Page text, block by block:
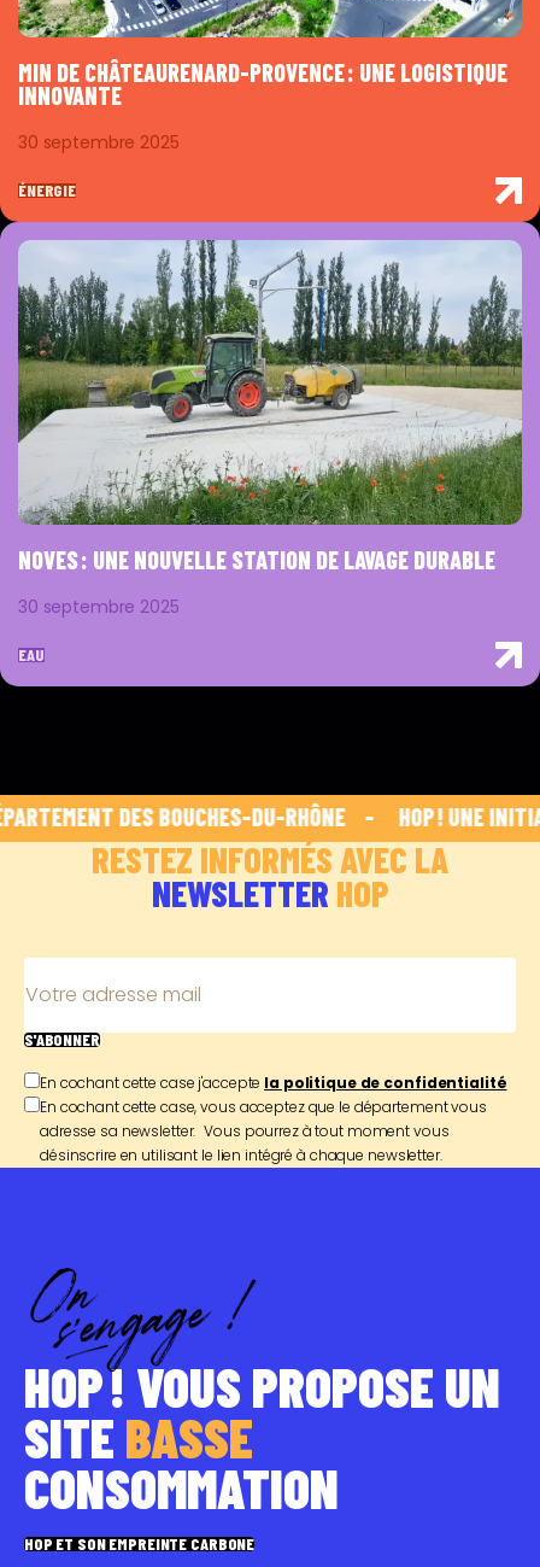
MIN DE CHÂTEAURENARD-PROVENCE : UNE LOGISTIQUE
INNOVANTE
30 septembre 2025
ÉNERGIE
NOVES : UNE NOUVELLE STATION DE LAVAGE DURABLE
30 septembre 2025
EAU
DES BOUCHES-DU-RHÔNE    - HOP ! UNE
RESTEZ INFORMÉS AVEC LA
NEWSLETTER HOP
Votre adresse mail
S'ABONNER
En cochant cette case j'accepte la politique de confidentialité
En cochant cette case, vous acceptez que le département vous
adresse sa newsletter. Vous pourrez à tout moment vous
désinscrire en utilisant le lien intégré à chaque newsletter.
HOP ! VOUS PROPOSE UN
SITE BASSE
CONSOMMATION
HOP ET SON EMPREINTE CARBONE